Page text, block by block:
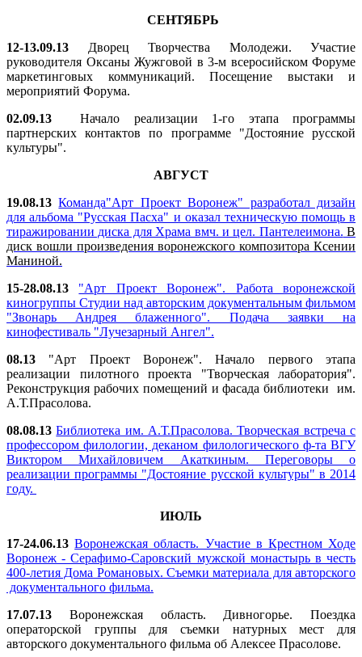
СЕНТЯБРЬ
12-13.09.13 Дворец Творчества Молодежи. Участие
руководителя Оксаны Жужговой в 3-м всеросийском Форуме
маркетинговых коммуникаций. Посещение выстаки и
мероприятий Форума.
02.09.13
Начало реализации 1-го этапа программы
партнерских контактов по программе "Достояние русской
культуры".
АВГУСТ
19.08.13Команда"Арт Проект Воронеж" разработал дизайн
для альбома "Русская Пасха" и оказал техническую помощь в
тиражировании диска для Храма вмч. и цел. Пантелеимона. В
диск вошли произведения воронежского композитора Ксении
Маниной.
15-28.08.13
"Арт Проект Воронеж". Работа воронежской
киногруппы Студии над авторским документальным фильмом
"Звонарь Андрея блаженного". Подача заявки на
кинофестиваль "Лучезарный Ангел".
08.13 "Арт Проект Воронеж". Начало первого этапа
реализации пилотного проекта "Творческая лаборатория".
Реконструкция рабочих помещений и фасада библиотеки им.
А.Т.Прасолова.
08.08.13 Библиотека им. А.Т.Прасолова. Творческая встреча с
профессором филологии, деканом филологического ф-та ВГУ
Виктором Михайловичем Акаткиным. Переговоры о
реализации программы "Достояние русской культуры" в 2014
году.
ИЮЛЬ
17-24.06.13 Воронежская область. Участие в Крестном Ходе
Воронеж - Серафимо-Саровский мужской монастырь в честь
400-летия Дома Романовых. Съемки материала для авторского
документального фильма.
17.07.13 Воронежская область. Дивногорье. Поездка
операторской группы для съемки натурных мест для
авторского документального фильма об Алексее Прасолове.